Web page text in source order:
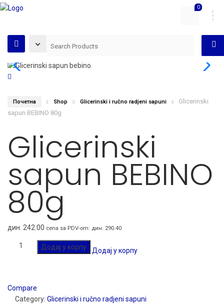
0
Почетна Shop Glicerinski i ručno radjeni sapuni
Glicerinski
sapun BEBINO 80g
Glicerinski
sapun BEBINO
80g
дин. 242.00 cena sa PDV-om: дин. 290.40
Glicerinski
количина
Додај у корпу Додај у корпу
Compare
Category: Glicerinski i ručno radjeni sapuni